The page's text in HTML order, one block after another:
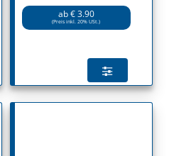
ab € 3.90
(Preis inkl. 20% USt.)